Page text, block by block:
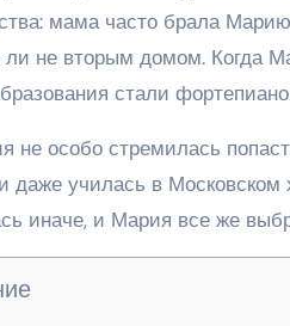
мама часто брала
ли не вторым домом. Когда
стали
не особо стремилась
даже училась в
иначе, и Мария все же